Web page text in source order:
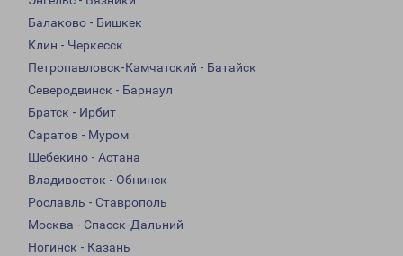
Балаково - Бишкек
Клин - Черкесск
Петропавловск-Камчатский - Батайск
Северодвинск - Барнаул
Братск - Ирбит
Саратов - Муром
Шебекино - Астана
Владивосток - Обнинск
Рославль - Ставрополь
Москва - Спасск-Дальний
Ногинск - Казань